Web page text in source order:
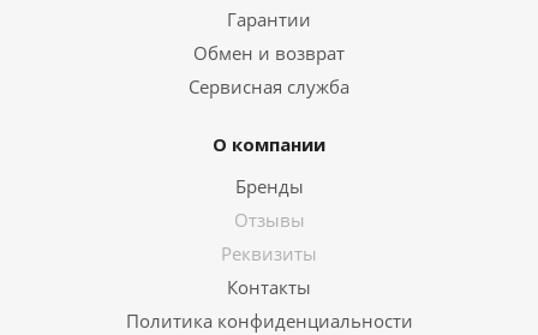
Гарантии
Обмен и возврат
Сервисная служба
О компании
Бренды
Отзывы
Реквизиты
Контакты
Политика конфиденциальности